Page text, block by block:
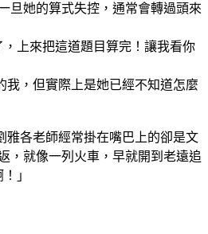
旦她的算式失控，通常會轉過頭來
上來把這道題目算完！讓我看你
，但實際上是她已經不知道怎麼
各老師經常掛在嘴巴上的卻是文
，就像一列火車，早就開到老遠追
」